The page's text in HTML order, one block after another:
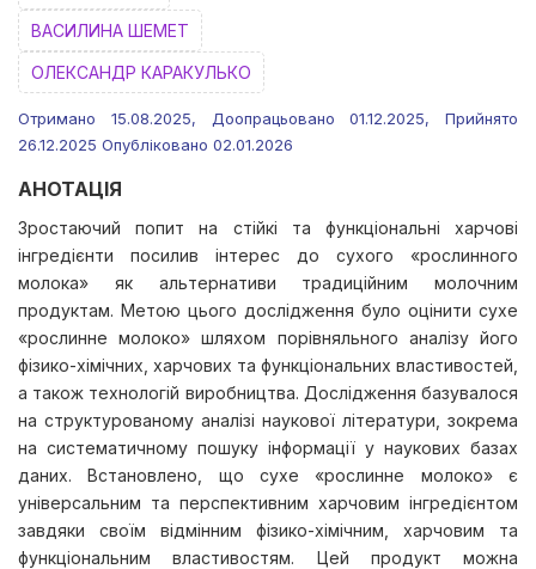
ВАСИЛИНА ШЕМЕТ
ОЛЕКСАНДР КАРАКУЛЬКО
Отримано 15.08.2025, Доопрацьовано 01.12.2025, Прийнято
26.12.2025 Опубліковано 02.01.2026
АНОТАЦІЯ
Зростаючий попит на стійкі та функціональні харчові
інгредієнти посилив інтерес до сухого «рослинного
молока» як альтернативи традиційним молочним
продуктам. Метою цього дослідження було оцінити сухе
«рослинне молоко» шляхом порівняльного аналізу його
фізико-хімічних, харчових та функціональних властивостей,
а також технологій виробництва. Дослідження базувалося
на структурованому аналізі наукової літератури, зокрема
на систематичному пошуку інформації у наукових базах
даних. Встановлено, що сухе «рослинне молоко» є
універсальним та перспективним харчовим інгредієнтом
завдяки своїм відмінним фізико-хімічним, харчовим та
функціональним властивостям. Цей продукт можна